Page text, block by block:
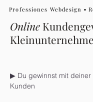
Professiones Webdesign ▪
Online
▶ Du gewinnst mit deiner
Kunden